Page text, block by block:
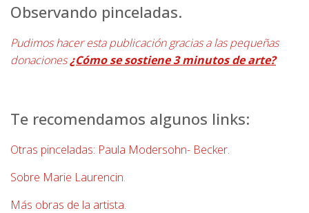
Observando pinceladas.
Pudimos hacer esta publicación gracias a las pequeñas
donaciones¿Cómo se sostiene 3 minutos de arte?
Te recomendamos algunos links:
Otras pinceladas: Paula Modersohn- Becker.
Sobre Marie Laurencin.
Más obras de la artista.